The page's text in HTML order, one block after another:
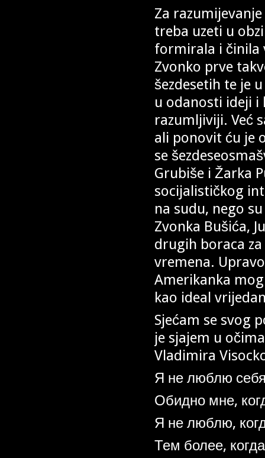
Za
treba uzeti u
formirala i činila
Zvonko prve
šezdesetih te je
u odanosti ideji i
razumljiviji. Već
ali ponovit ću je
se
Grubiše i Žarka
socijalističkog
na sudu, nego
Zvonka Bušića,
drugih boraca
vremena.
Amerikanka
kao ideal
Sjećam se svog
je sjajem u
Vladimira
Я не люблю
Обидно мне,
Я не люблю,
Тем более,